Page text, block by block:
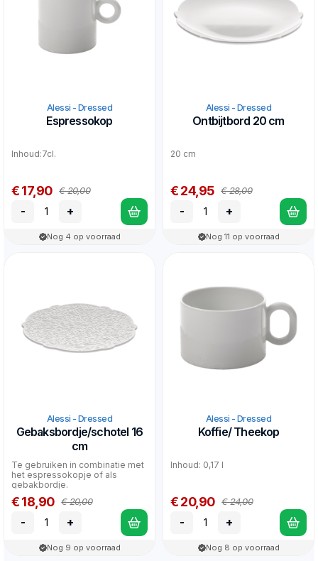
Alessi - Dressed
Espressokop
Inhoud:7cl.
€ 17,90 € 20,00
- +
Nog 4 op voorraad
Alessi - Dressed
Ontbijtbord 20 cm
20 cm
€ 24,95 € 28,00
- +
Nog 11 op voorraad
Alessi - Dressed
Gebaksbordje/schotel 16
cm
Te gebruiken in combinatie met
het espressokopje of als
gebakbordje.
€ 18,90 € 20,00
- +
Nog 9 op voorraad
Alessi - Dressed
Koffie/ Theekop
Inhoud: 0,17 l
€ 20,90 € 24,00
- +
Nog 8 op voorraad